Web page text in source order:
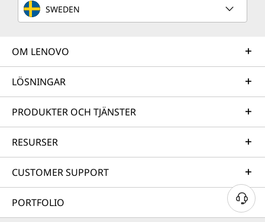
SWEDEN
OM LENOVO
LÖSNINGAR
PRODUKTER OCH TJÄNSTER
RESURSER
CUSTOMER SUPPORT
PORTFOLIO